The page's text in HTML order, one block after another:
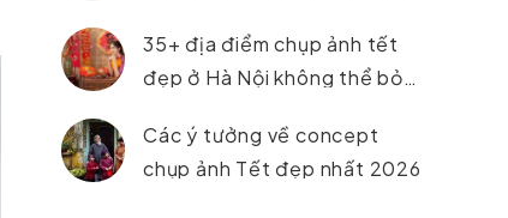
35+ địa điểm chụp ảnh tết
đẹp ở Hà Nội không thể bỏ
Các ý tưởng về concept
chụp ảnh Tết đẹp nhất 2026